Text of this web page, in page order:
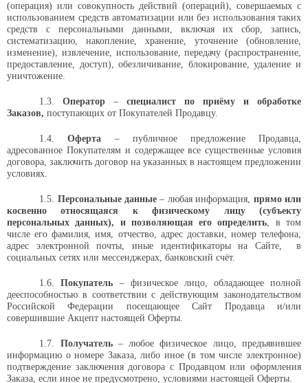
(операция) или совокупность действий (операций), совершаемых с
использованием средств автоматизации или без использования таких
средств с персональными данными, включая их сбор, запись,
систематизацию, накопление, хранение, уточнение (обновление,
изменение), извлечение, использование, передачу (распространение,
предоставление, доступ), обезличивание, блокирование, удаление и
уничтожение.
1.3. Оператор–специалист по приёму и обработке
Заказов, поступающих от Покупателей Продавцу.
1.4. Оферта – публичное предложение Продавца,
адресованное Покупателям и содержащее все существенные условия
договора, заключить договор на указанных в настоящем предложении
условиях.
1.5. Персональные данные– любая информация, прямо или
косвенно относящаяся к физическому лицу (субъекту
персональных данных), и позволяющая его определить, в том
числе его фамилия, имя, отчество, адрес доставки, номер телефона,
адрес электронной почты, иные идентификаторы на Сайте,
в
социальных сетях или мессенджерах, банковский счёт.
1.6. Покупатель – физическое лицо, обладающее полной
дееспособностью в соответствии с действующим законодательством
Российской Федерации посещающее Сайт Продавца и/или
совершившие Акцепт настоящей Оферты.
1.7. Получатель– любое физическое лицо, предъявившее
информацию о номере Заказа, либо иное (в том числе электронное)
подтверждение заключения договора с Продавцом или оформления
Заказа, если иное не предусмотрено, условиями настоящей Оферты.